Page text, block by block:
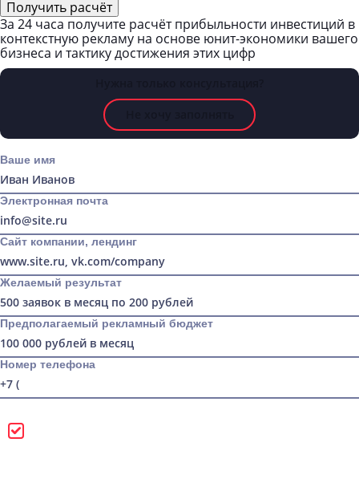
Получить расчёт
За 24 часа получите расчёт прибыльности инвестиций в
контекстную рекламу на основе юнит-экономики вашего
бизнеса и тактику достижения этих цифр
Ваше имя
Электронная почта
Сайт компании, лендинг
Желаемый результат
Предполагаемый рекламный бюджет
Номер телефона